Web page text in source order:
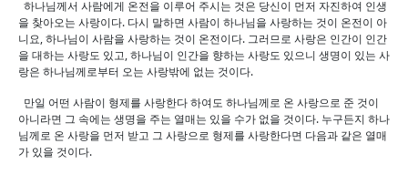
하나님께서 사람에게 온전을 이루어 주시는 것은 당신이 먼저 자진하여 인생
을 찾아오는 사랑이다. 다시 말하면 사람이 하나님을 사랑하는 것이 온전이 아
니요, 하나님이 사람을 사랑하는 것이 온전이다. 그러므로 사랑은 인간이 인간
을 대하는 사랑도 있고, 하나님이 인간을 향하는 사랑도 있으니 생명이 있는 사
랑은 하나님께로부터 오는 사랑밖에 없는 것이다.
만일 어떤 사람이 형제를 사랑한다 하여도 하나님께로 온 사랑으로 준 것이
아니라면 그 속에는 생명을 주는 열매는 있을 수가 없을 것이다. 누구든지 하나
님께로 온 사랑을 먼저 받고 그 사랑으로 형제를 사랑한다면 다음과 같은 열매
가 있을 것이다.